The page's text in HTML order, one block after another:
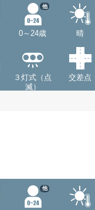
0～24歳
他
晴
３灯式（点
滅）
交差点
他